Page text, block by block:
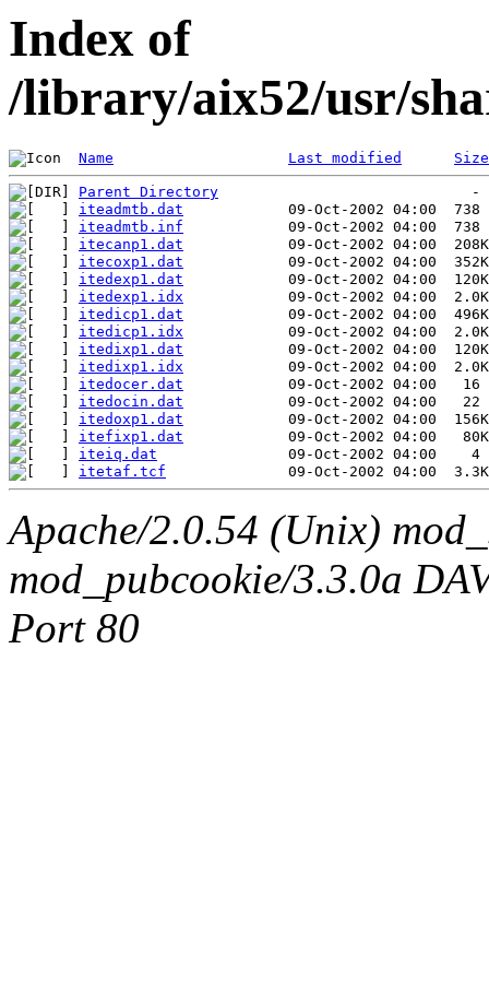
Index of
/library/aix52/usr/
Name Last modified Size
Parent Directory
iteadmtb.dat
iteadmtb.inf
itecanp1.dat
itecoxp1.dat
itedexp1.dat
itedexp1.idx
itedicp1.dat
itedicp1.idx
itedixp1.dat
itedixp1.idx
itedocer.dat
itedocin.dat
itedoxp1.dat
itefixp1.dat
iteiq.dat
itetaf.tcf
Apache/2.0.54 (Unix)
mod_pubcookie/3.3.0a
Port 80